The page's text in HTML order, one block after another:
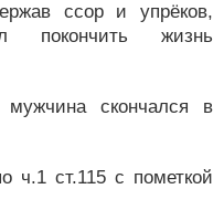
ссор и упрёков,
покончить жизнь
мужчина скончался в
ч.1 ст.115 с пометкой